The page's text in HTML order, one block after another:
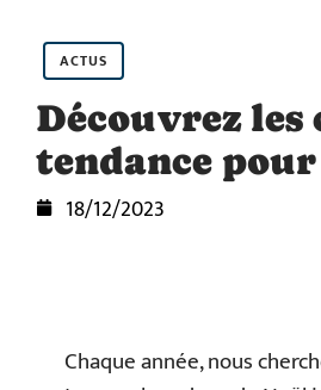
ACTUS
Découvrez les
tendance
18/12/2023
Chaque année, nous